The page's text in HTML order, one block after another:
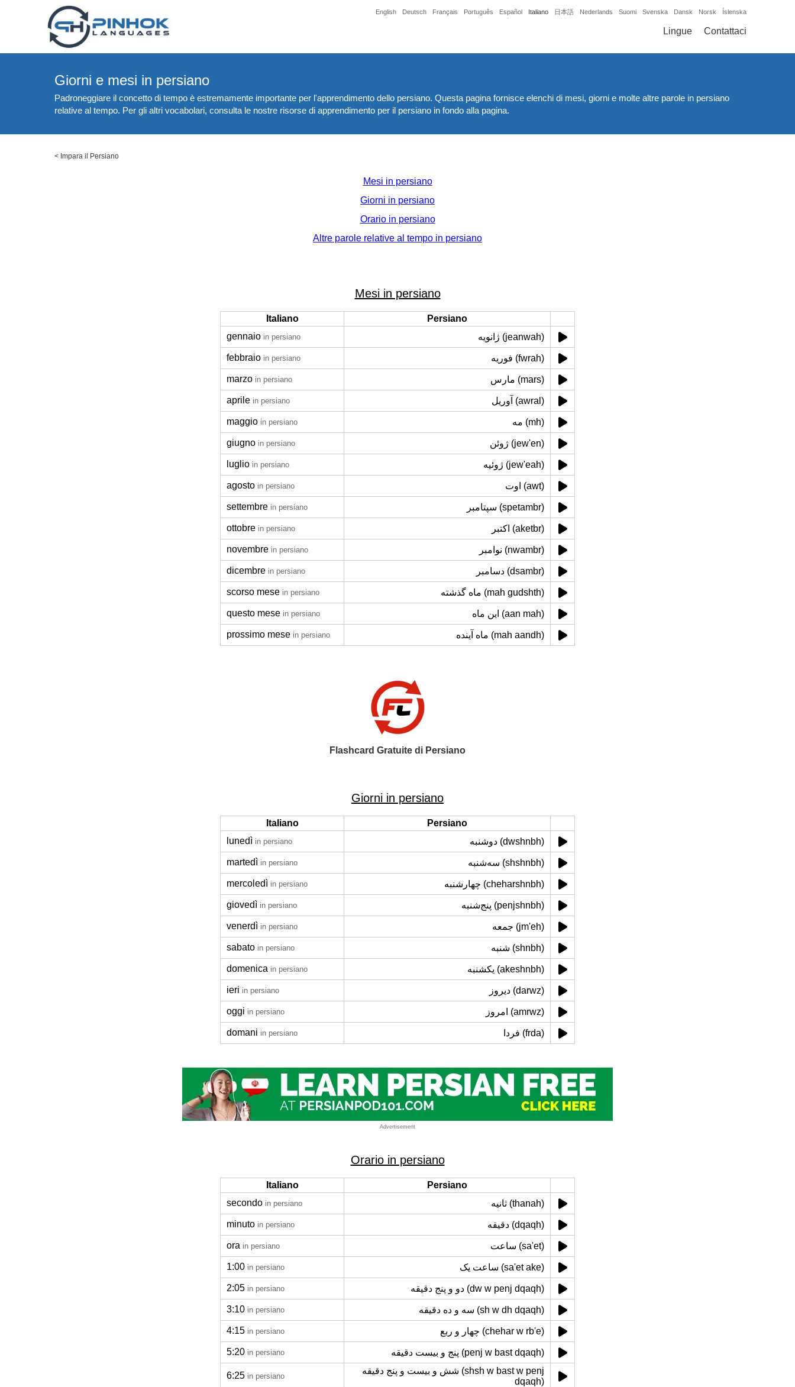
English Deutsch Français Português Español Italiano 日本語 Nederlands Suomi Svenska Dansk Norsk Íslenska
Lingue Contattaci
Giorni e mesi in persiano
Padroneggiare il concetto di tempo è estremamente importante per l'apprendimento dello persiano. Questa pagina fornisce elenchi di mesi, giorni e molte altre parole in persiano
relative al tempo. Per gli altri vocabolari, consulta le nostre risorse di apprendimento per il persiano in fondo alla pagina.
< Impara il Persiano
Mesi in persiano
Giorni in persiano
Orario in persiano
Altre parole relative al tempo in persiano
Mesi in persiano
Italiano
Persiano
gennaio in persiano ژانویه (jeanwah)
febbraio in persiano فوریه (fwrah)
marzo in persiano مارس (mars)
aprile in persiano آوریل (awral)
maggio in persiano مه (mh)
giugno in persiano ژوئن (jew'en)
luglio in persiano ژوئیه (jew'eah)
agosto in persiano اوت (awt)
settembre in persiano سپتامبر (spetambr)
ottobre in persiano اکتبر (aketbr)
novembre in persiano نوامبر (nwambr)
dicembre in persiano دسامبر (dsambr)
scorso mese in persiano ماه گذشته (mah gudshth)
questo mese in persiano این ماه (aan mah)
prossimo mese in persiano ماه آینده (mah aandh)
Flashcard Gratuite di Persiano
Giorni in persiano
Italiano
Persiano
lunedì in persiano دوشنبه (dwshnbh)
martedì in persiano سه‌شنبه (sh‌shnbh)
mercoledì in persiano چهارشنبه (cheharshnbh)
giovedì in persiano پنج‌شنبه (penj‌shnbh)
venerdì in persiano جمعه (jm'eh)
sabato in persiano شنبه (shnbh)
domenica in persiano یکشنبه (akeshnbh)
ieri in persiano دیروز (darwz)
oggi in persiano امروز (amrwz)
domani in persiano فردا (frda)
Advertisement
Orario in persiano
Italiano
Persiano
secondo in persiano ثانیه (thanah)
minuto in persiano دقیقه (dqaqh)
ora in persiano ساعت (sa'et)
1:00 in persiano ساعت یک (sa'et ake)
2:05 in persiano دو و پنج دقیقه (dw w penj dqaqh)
3:10 in persiano سه و ده دقیقه (sh w dh dqaqh)
4:15 in persiano چهار و ربع (chehar w rb'e)
5:20 in persiano پنج و بیست دقیقه (penj w bast dqaqh)
6:25 in persiano
شش و بیست و پنج دقیقه (shsh w bast w penj
dqaqh)